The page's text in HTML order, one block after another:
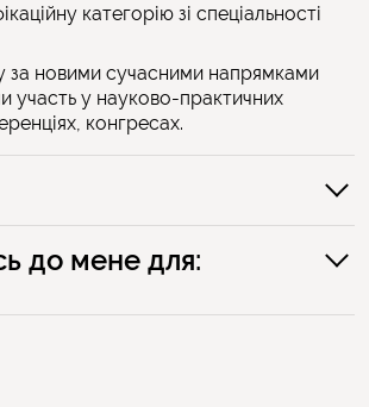
категорію зі спеціальності
за новими сучасними напрямками
участь у науково-практичних
конгресах.
до мене для: